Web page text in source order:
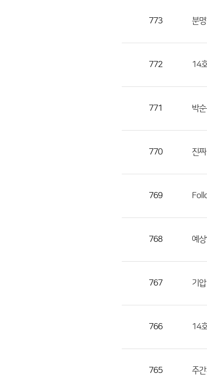
로
제
성
다.
773 분
772 14
771 박
770 진
769
768 예
767 기
766 14
765 주